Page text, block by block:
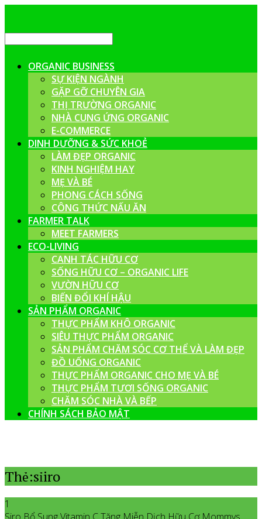
ORGANIC BUSINESS
SỰ KIỆN NGÀNH
GẶP GỠ CHUYÊN GIA
THỊ TRƯỜNG ORGANIC
NHÀ CUNG ỨNG ORGANIC
E-COMMERCE
DINH DƯỠNG & SỨC KHOẺ
LÀM ĐẸP ORGANIC
KINH NGHIỆM HAY
MẸ VÀ BÉ
PHONG CÁCH SỐNG
CÔNG THỨC NẤU ĂN
FARMER TALK
MEET FARMERS
ECO-LIVING
CANH TÁC HỮU CƠ
SỐNG HỮU CƠ – ORGANIC LIFE
VƯỜN HỮU CƠ
BIẾN ĐỔI KHÍ HẬU
SẢN PHẨM ORGANIC
THỰC PHẨM KHÔ ORGANIC
SIÊU THỰC PHẨM ORGANIC
SẢN PHẨM CHĂM SÓC CƠ THỂ VÀ LÀM ĐẸP
ĐỒ UỐNG ORGANIC
THỰC PHẨM ORGANIC CHO MẸ VÀ BÉ
THỰC PHẨM TƯƠI SỐNG ORGANIC
CHĂM SÓC NHÀ VÀ BẾP
CHÍNH SÁCH BẢO MẬT
Thẻ:sỉiro
1